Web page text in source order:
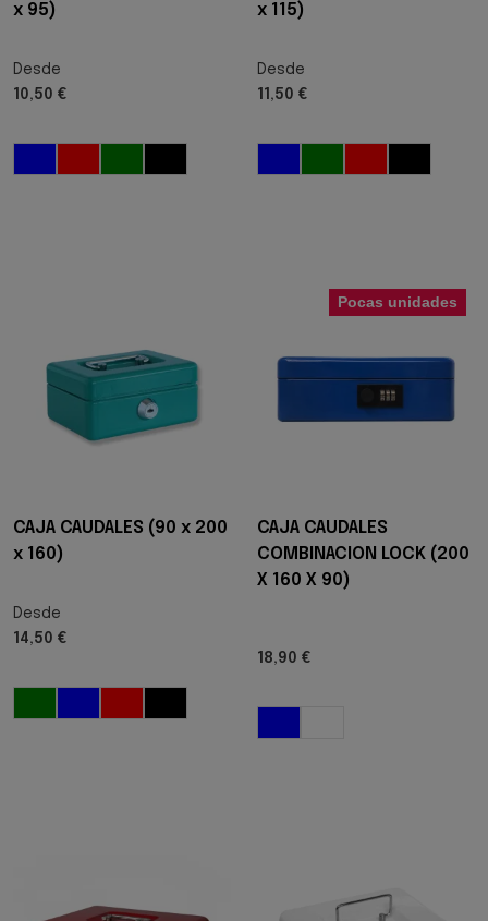
x 95)
Desde
10,50 €
x 115)
Desde
11,50 €
CAJA CAUDALES (90 x 200
x 160)
Desde
14,50 €
Pocas unidades
CAJA CAUDALES
COMBINACION LOCK (200
X 160 X 90)
18,90 €